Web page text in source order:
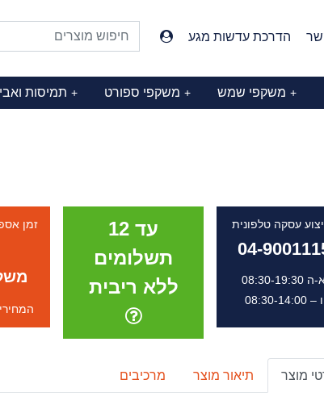
הדרכת עדשות מגע
משקפי שמש + משקפי ספורט + תמיסות +
עסקה טלפונית
04-
א-ה 08:30-19:30
ו – 08:30-14:00
עד 12
תשלומים
ללא ריבית
זמן אספקה: 3-
מוצר תיאור מוצר מרכיבים